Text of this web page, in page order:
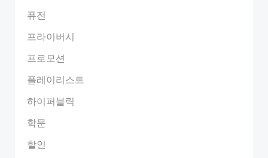
퓨전
프라이버시
프로모션
플레이리스트
하이퍼블릭
학문
할인